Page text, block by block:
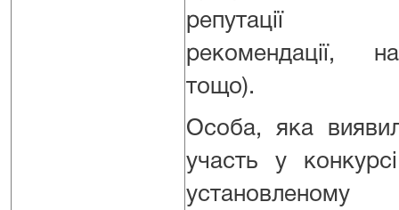
репутації
рекомендації,
тощо).
Особа, яка
участь у